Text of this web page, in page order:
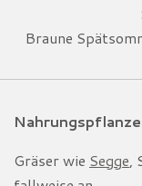
Braune
Gräser wie Segge